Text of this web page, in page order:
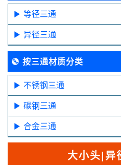
等径三通
异径三通
按三通材质分类
不锈钢三通
碳钢三通
合金三通
大小头|异